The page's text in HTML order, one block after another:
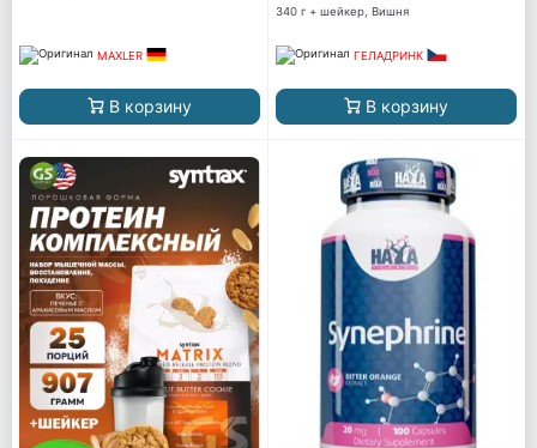
MAXLER
В корзину
340 г + шейкер, Вишня
ГЕЛАДРИНК
В корзину